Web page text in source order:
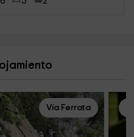
Vía Ferrata